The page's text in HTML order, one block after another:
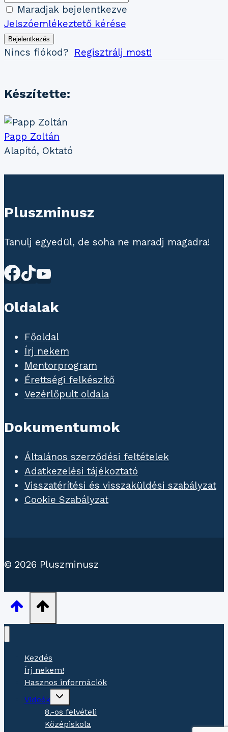
Maradjak bejelentkezve
Jelszóemlékeztető kérése
Bejelentkezés
Nincs fiókod? Regisztrálj most!
Készítette:
Papp Zoltán
Alapító, Oktató
Pluszminusz
Tanulj egyedül, de soha ne maradj magadra!
Oldalak
Főoldal
Írj nekem
Mentorprogram
Érettségi felkészítő
Vezérlőpult oldala
Dokumentumok
Általános szerződési feltételek
Adatkezelési tájékoztató
Visszatérítési és visszaküldési szabályzat
Cookie Szabályzat
© 2026 Pluszminusz
Kezdés
Írj nekem!
Hasznos információk
Videók
Gyermekmenü
8.-os felvételi
Középiskola